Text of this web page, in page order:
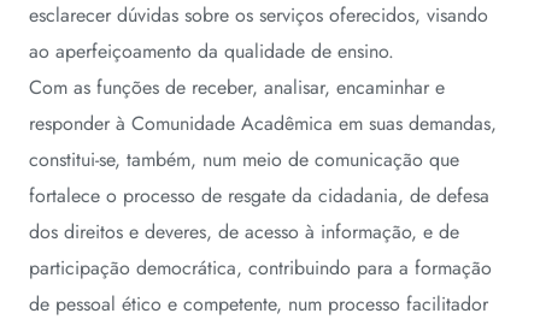
esclarecer dúvidas sobre os serviços oferecidos, visando
ao aperfeiçoamento da qualidade de ensino.
Com as funções de receber, analisar, encaminhar e
responder à Comunidade Acadêmica em suas demandas,
constitui-se, também, num meio de comunicação que
fortalece o processo de resgate da cidadania, de defesa
dos direitos e deveres, de acesso à informação, e de
participação democrática, contribuindo para a formação
de pessoal ético e competente, num processo facilitador